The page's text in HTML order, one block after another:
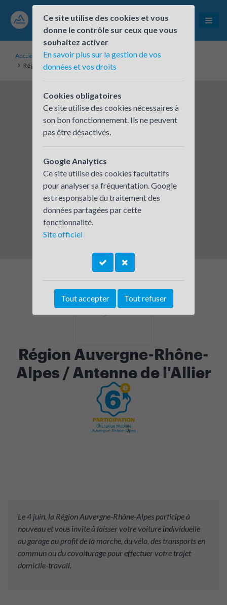
Accueil
Établissements inscrits
Région Auvergne-Rhône-Alpes / Antenne de l'Allier
Région Auvergne-Rhône-
Alpes / Antenne de l'Allier
Le 4 juin, la Région Auvergne-Rhône-Alpes participe à
nouveau et vous invite à laisser votre voiture individuelle
au garage au profit de la marche, du vélo, des transports en
commun ou du covoiturage pour effectuer votre trajet
domicile-travail.
Ce site utilise des cookies et vous
donne le contrôle sur ceux que vous
souhaitez activer
En savoir plus sur la gestion de vos
données et vos droits
Cookies obligatoires
Ce site utilise des cookies nécessaires à
son bon fonctionnement. Ils ne peuvent
pas être désactivés.
Google Analytics
Ce site utilise des cookies facultatifs
pour analyser sa fréquentation. Google
est responsable du traitement des
données partagées par cette
fonctionnalité.
Site officiel
Tout accepter Tout refuser